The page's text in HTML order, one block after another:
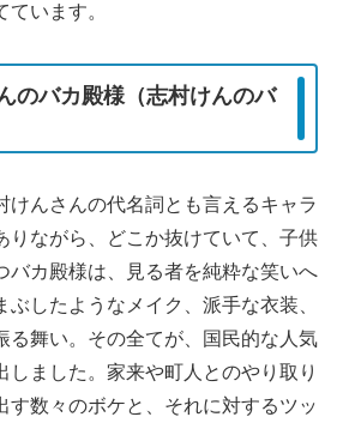
います。
のバカ殿様（志村けんのバ
けんさんの代名詞とも言えるキャラ
りながら、どこか抜けていて、子供
バカ殿様は、見る者を純粋な笑いへ
ぶしたようなメイク、派手な衣装、
る舞い。その全てが、国民的な人気
しました。家来や町人とのやり取り
す数々のボケと、それに対するツッ